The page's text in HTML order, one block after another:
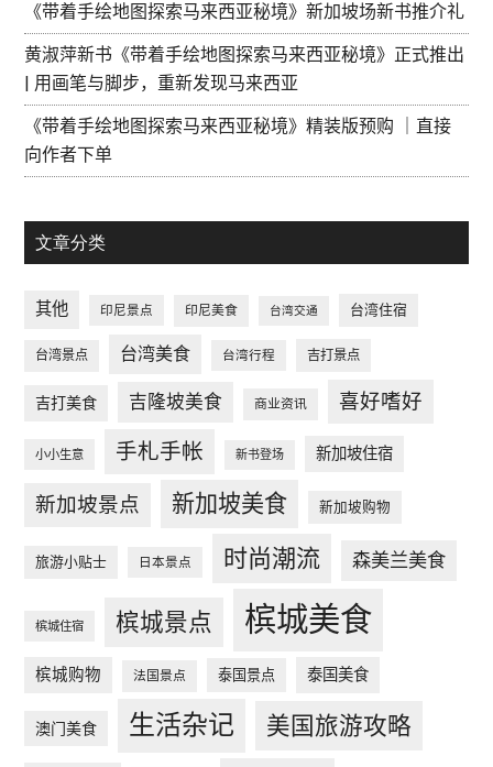
《带着手绘地图探索马来西亚秘境》新加坡场新书推介礼
黄淑萍新书《带着手绘地图探索马来西亚秘境》正式推出
| 用画笔与脚步，重新发现马来西亚
《带着手绘地图探索马来西亚秘境》精装版预购 ｜直接
向作者下单
文章分类
其他 印尼景点 印尼美食 台湾交通 台湾住宿
台湾景点 台湾美食 台湾行程 吉打景点
吉打美食 吉隆坡美食 商业资讯 喜好嗜好
小小生意 手札手帐 新书登场 新加坡住宿
新加坡景点 新加坡美食 新加坡购物
旅游小贴士 日本景点 时尚潮流 森美兰美食
槟城住宿 槟城景点 槟城美食
槟城购物 法国景点 泰国景点 泰国美食
澳门美食 生活杂记 美国旅游攻略